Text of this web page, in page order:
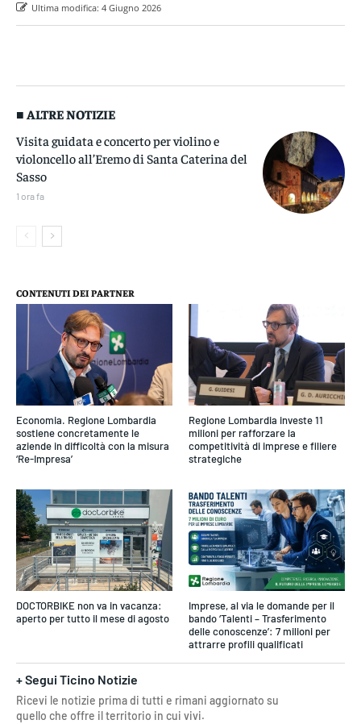
Ultima modifica: 4 Giugno 2026
■ ALTRE NOTIZIE
Visita guidata e concerto per violino e
violoncello all’Eremo di Santa Caterina del
Sasso
1 ora fa
CONTENUTI DEI PARTNER
Economia. Regione Lombardia
sostiene concretamente le
aziende in difficoltà con la misura
‘Re-Impresa’
DOCTORBIKE non va in vacanza:
aperto per tutto il mese di agosto
Regione Lombardia investe 11
milioni per rafforzare la
competitività di imprese e filiere
strategiche
Imprese, al via le domande per il
bando ‘Talenti – Trasferimento
delle conoscenze’: 7 milioni per
attrarre profili qualificati
+ Segui Ticino Notizie
Ricevi le notizie prima di tutti e rimani aggiornato su
quello che offre il territorio in cui vivi.